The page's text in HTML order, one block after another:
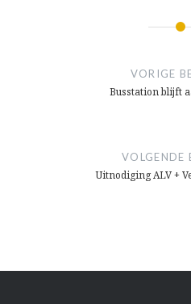
VORIGE
Busstation blijft
VOLGENDE
Uitnodiging ALV +